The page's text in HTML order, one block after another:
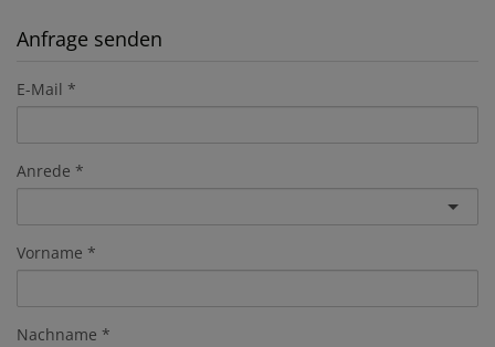
Anfrage senden
E-Mail
Anrede
Vorname
Nachname